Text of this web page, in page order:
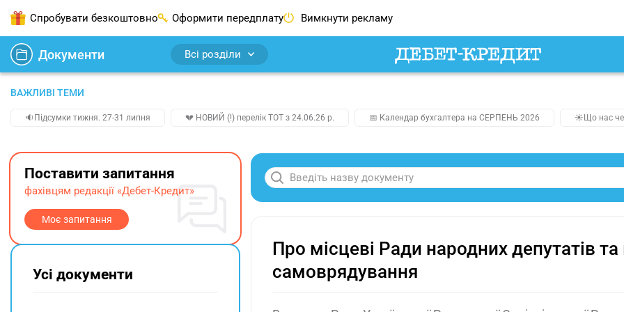
Спробувати безкоштовно Оформити передплату Вимкнути рекламу
Документи Всі розділи
ВАЖЛИВІ ТЕМИ
🔉Підсумки тижня. 27-31 липня 💔 НОВИЙ (!) перелік ТОТ з 24.06.26 р. 📅 Календар бухгалтера на СЕРПЕНЬ 2026 ☀️Що нас
Про місцеві Ради народних депутатів та
самоврядування
Поставити запитання
фахівцям редакції «Дебет-Кредит»
Моє запитання
Усі документи